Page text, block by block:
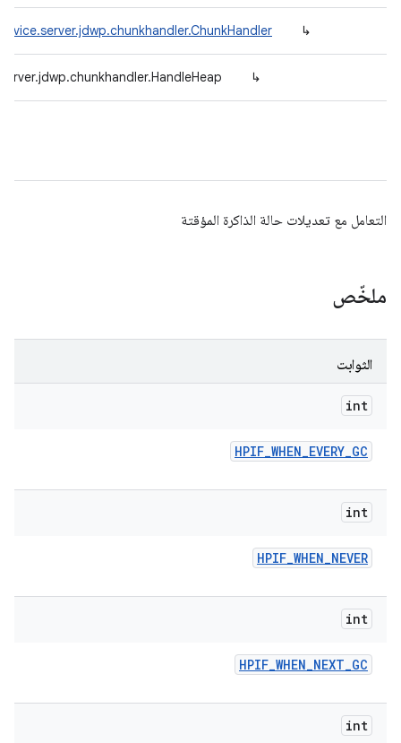
↳
↳
التعامل مع تعديلات حالة الذاكرة المؤقتة
ملخّص
الثوابت
int
HPIF_WHEN_EVERY_GC
int
HPIF_WHEN_NEVER
int
HPIF_WHEN_NEXT_GC
int